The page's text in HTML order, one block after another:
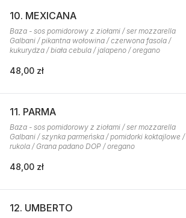
10. MEXICANA
Baza - sos pomidorowy z ziołami / ser mozzarella
Galbani / pikantna wołowina / czerwona fasola /
kukurydza / biała cebula / jalapeno / oregano
48,00 zł
11. PARMA
Baza - sos pomidorowy z ziołami / ser mozzarella
Galbani / szynka parmeńska / pomidorki koktajlowe /
rukola / Grana padano DOP / oregano
48,00 zł
12. UMBERTO